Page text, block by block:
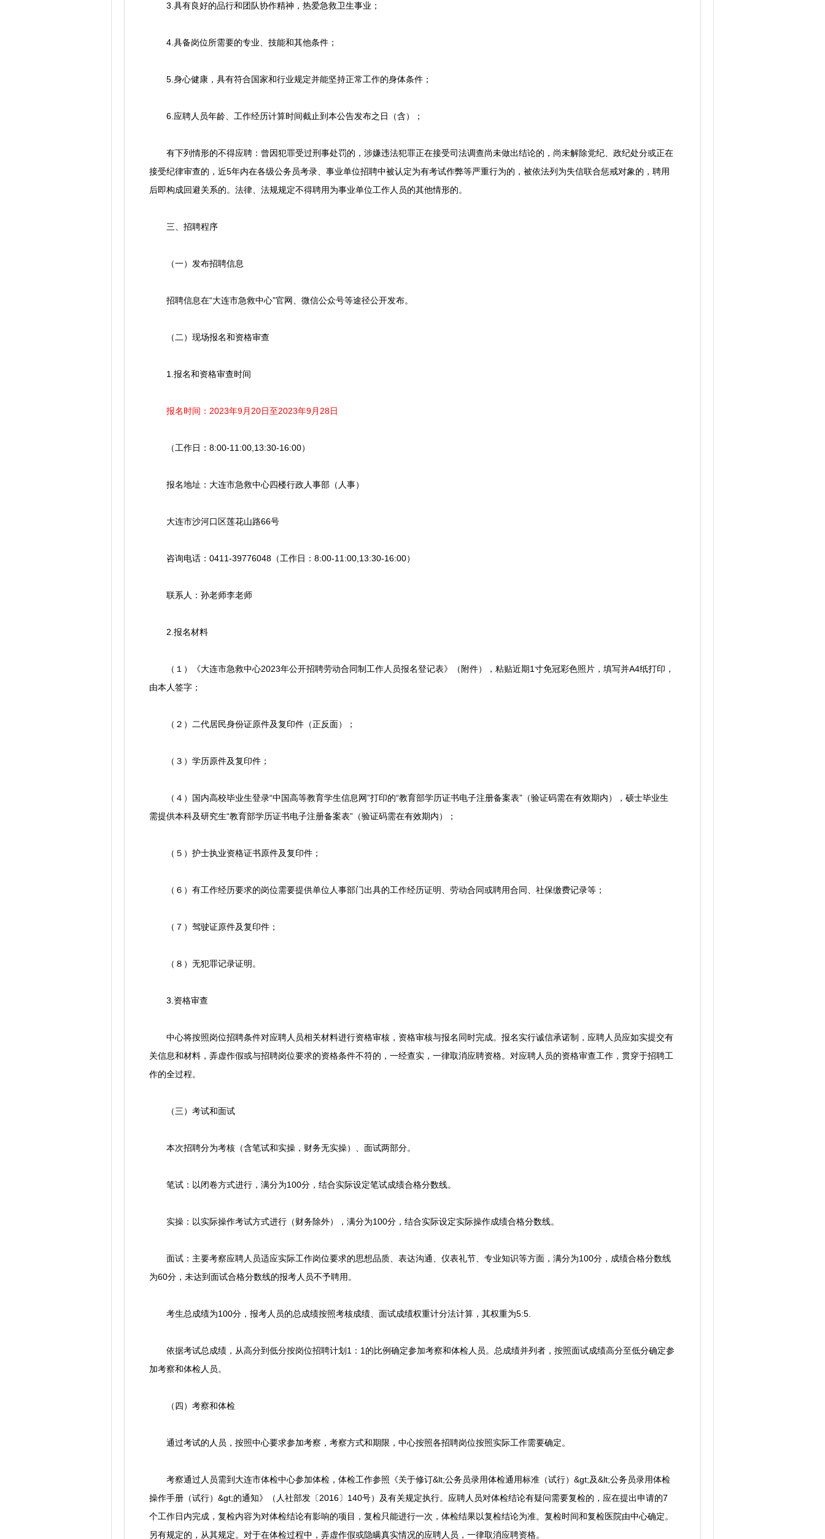
3.具有良好的品行和团队协作精神，热爱急救卫生事业；
4.具备岗位所需要的专业、技能和其他条件；
5.身心健康，具有符合国家和行业规定并能坚持正常工作的身体条件；
6.应聘人员年龄、工作经历计算时间截止到本公告发布之日（含）；
有下列情形的不得应聘：曾因犯罪受过刑事处罚的，涉嫌违法犯罪正在接受司法调查尚未做出结论的，尚未解除党纪、政纪处分或正在
接受纪律审查的，近5年内在各级公务员考录、事业单位招聘中被认定为有考试作弊等严重行为的，被依法列为失信联合惩戒对象的，聘用
后即构成回避关系的。法律、法规规定不得聘用为事业单位工作人员的其他情形的。
三、招聘程序
（一）发布招聘信息
招聘信息在“大连市急救中心”官网、微信公众号等途径公开发布。
（二）现场报名和资格审查
1.报名和资格审查时间
报名时间：2023年9月20日至2023年9月28日
（工作日：8:00-11:00,13:30-16:00）
报名地址：大连市急救中心四楼行政人事部（人事）
大连市沙河口区莲花山路66号
咨询电话：0411-39776048（工作日：8:00-11:00,13:30-16:00）
联系人：孙老师李老师
2.报名材料
（１）《大连市急救中心2023年公开招聘劳动合同制工作人员报名登记表》（附件），粘贴近期1寸免冠彩色照片，填写并A4纸打印，
由本人签字；
（２）二代居民身份证原件及复印件（正反面）；
（３）学历原件及复印件；
（４）国内高校毕业生登录“中国高等教育学生信息网”打印的“教育部学历证书电子注册备案表”（验证码需在有效期内），硕士毕业生
需提供本科及研究生“教育部学历证书电子注册备案表”（验证码需在有效期内）；
（５）护士执业资格证书原件及复印件；
（６）有工作经历要求的岗位需要提供单位人事部门出具的工作经历证明、劳动合同或聘用合同、社保缴费记录等；
（７）驾驶证原件及复印件；
（８）无犯罪记录证明。
3.资格审查
中心将按照岗位招聘条件对应聘人员相关材料进行资格审核，资格审核与报名同时完成。报名实行诚信承诺制，应聘人员应如实提交有
关信息和材料，弄虚作假或与招聘岗位要求的资格条件不符的，一经查实，一律取消应聘资格。对应聘人员的资格审查工作，贯穿于招聘工
作的全过程。
（三）考试和面试
本次招聘分为考核（含笔试和实操，财务无实操）、面试两部分。
笔试：以闭卷方式进行，满分为100分，结合实际设定笔试成绩合格分数线。
实操：以实际操作考试方式进行（财务除外），满分为100分，结合实际设定实际操作成绩合格分数线。
面试：主要考察应聘人员适应实际工作岗位要求的思想品质、表达沟通、仪表礼节、专业知识等方面，满分为100分，成绩合格分数线
为60分，未达到面试合格分数线的报考人员不予聘用。
考生总成绩为100分，报考人员的总成绩按照考核成绩、面试成绩权重计分法计算，其权重为5:5.
依据考试总成绩，从高分到低分按岗位招聘计划1：1的比例确定参加考察和体检人员。总成绩并列者，按照面试成绩高分至低分确定参
加考察和体检人员。
（四）考察和体检
通过考试的人员，按照中心要求参加考察，考察方式和期限，中心按照各招聘岗位按照实际工作需要确定。
考察通过人员需到大连市体检中心参加体检，体检工作参照《关于修订&lt;公务员录用体检通用标准（试行）&gt;及&lt;公务员录用体检
操作手册（试行）&gt;的通知》（人社部发〔2016〕140号）及有关规定执行。应聘人员对体检结论有疑问需要复检的，应在提出申请的7
个工作日内完成，复检内容为对体检结论有影响的项目，复检只能进行一次，体检结果以复检结论为准。复检时间和复检医院由中心确定。
另有规定的，从其规定。对于在体检过程中，弄虚作假或隐瞒真实情况的应聘人员，一律取消应聘资格。